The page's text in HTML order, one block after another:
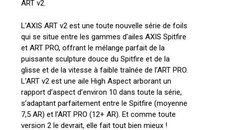
ART v2.
L’AXIS ART v2 est une toute nouvelle série de foils
qui se situe entre les gammes d’ailes AXIS Spitfire
et ART PRO, offrant le mélange parfait de la
puissante sculpture douce du Spitfire et de la
glisse et de la vitesse à faible traînée de l’ART PRO.
L’ART v2 est une aile High Aspect arborant un
rapport d’aspect d’environ 10 dans toute la série,
s’adaptant parfaitement entre le Spitfire (moyenne
7,5 AR) et l’ART PRO (12+ AR). Et comme toute
version 2 le devrait, elle fait tout bien mieux !